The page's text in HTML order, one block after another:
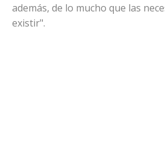
además, de lo mucho que las
existir".